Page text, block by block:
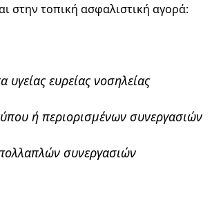
στην τοπική ασφαλιστική αγορά:
υγείας ευρείας νοσηλείας
ή περιορισμένων συνεργασιών
συνεργασιών